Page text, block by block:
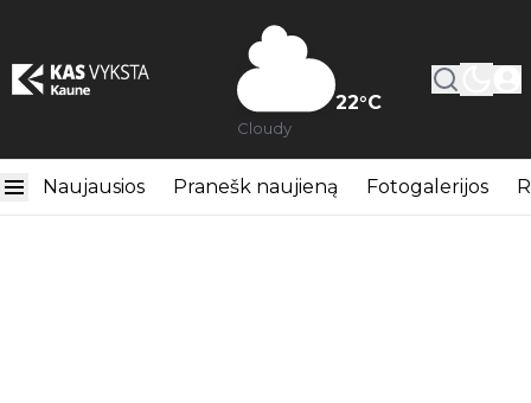
22°C
Cloudy
Naujausios Pranešk naujieną Fotogalerijos